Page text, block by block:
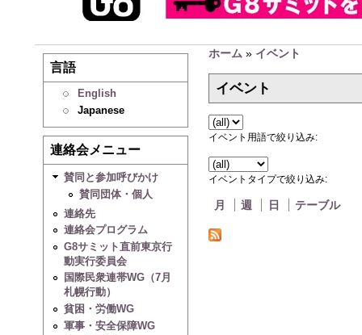
言語
English
Japanese
連絡会メニュー
賛同と参加呼びかけ
賛同団体・個人
連絡先
連絡会プログラム
G8サミット直前東京行
動実行委員会
国際民衆連帯WG（7月
札幌行動）
貧困・労働WG
軍事・安全保障WG
ホーム » イベント
イベント
イベント用語で絞り込み:
イベントタイプで絞り込み:
月 週 日 テーブル